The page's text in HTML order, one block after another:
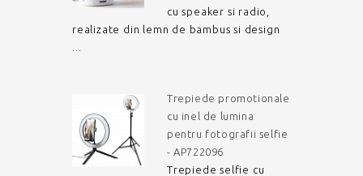
cu speaker si radio,
realizate din lemn de bambus si design
Trepiede promotionale
cu inel de lumina
pentru fotografii selfie
- AP722096
Trepiede selfie cu